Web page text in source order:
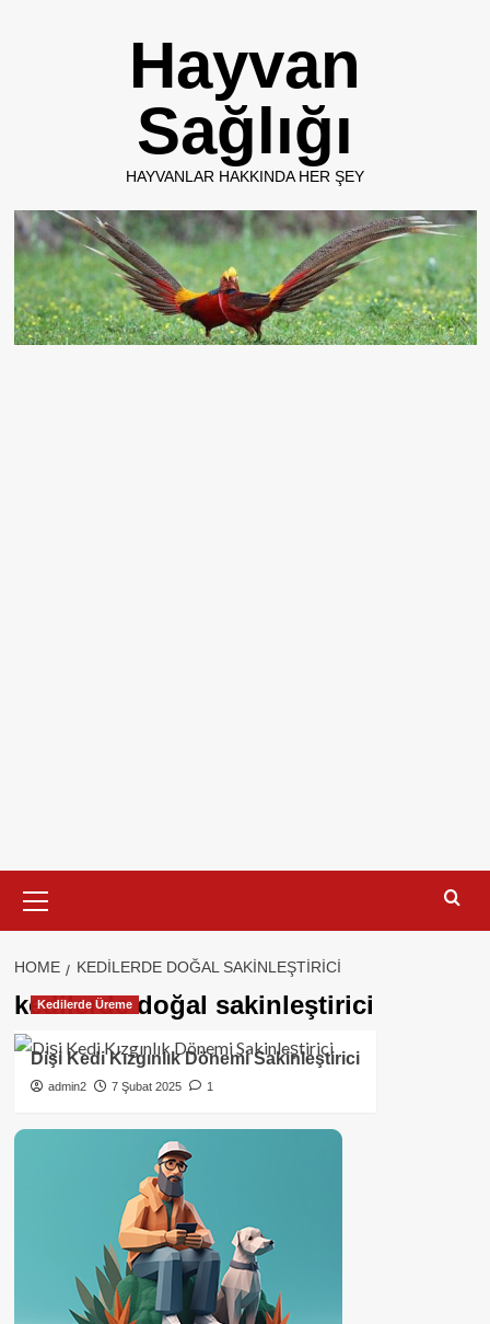
Hayvan
Sağlığı
HAYVANLAR HAKKINDA HER ŞEY
Menu
HOME KEDILERDE DOĞAL SAKINLEŞTIRICI
kedilerde doğal sakinleştirici
Kedilerde Üreme
Dişi Kedi Kızgınlık Dönemi Sakinleştirici
admin2 7 Şubat 2025 1